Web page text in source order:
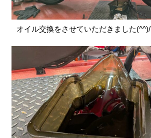
オイル交換をさせていただきました(^^)/